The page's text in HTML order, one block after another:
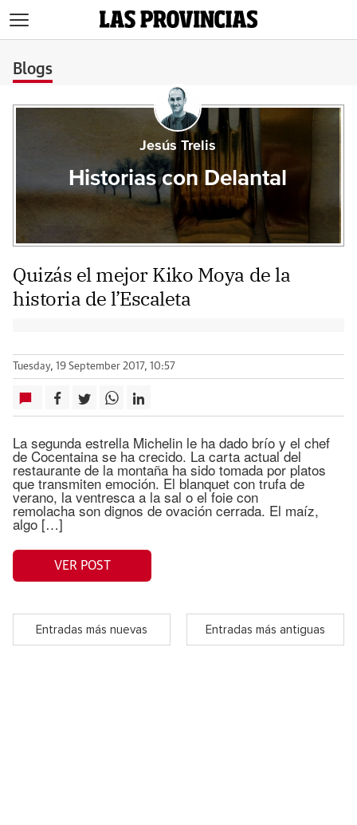
Blogs
Jesús Trelis
Historias con Delantal
Quizás el mejor Kiko Moya de la
historia de l’Escaleta
Tuesday, 19 September 2017, 10:57
La segunda estrella Michelin le ha dado brío y el chef
de Cocentaina se ha crecido. La carta actual del
restaurante de la montaña ha sido tomada por platos
que transmiten emoción. El blanquet con trufa de
verano, la ventresca a la sal o el foie con
remolacha son dignos de ovación cerrada. El maíz,
algo […]
VER POST
Entradas más nuevas Entradas más antiguas